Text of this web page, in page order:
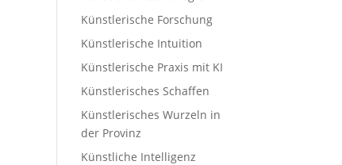
Künstlerische Forschung
Künstlerische Intuition
Künstlerische Praxis mit KI
Künstlerisches Schaffen
Künstlerisches Wurzeln in
der Provinz
Künstliche Intelligenz